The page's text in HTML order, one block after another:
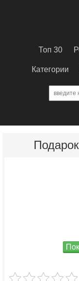
Топ 30
Категории